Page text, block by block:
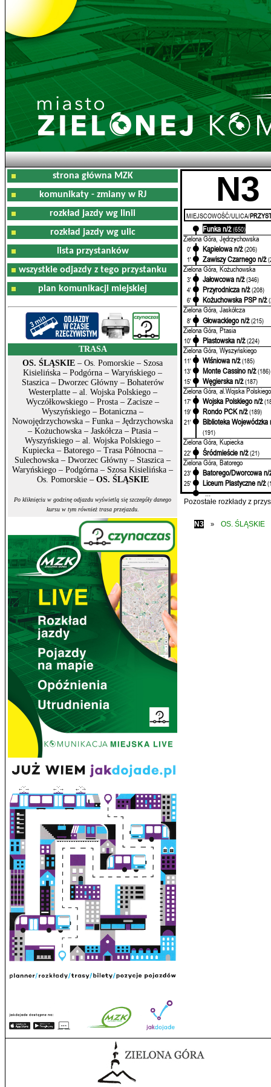
strona główna MZK
komunikaty - zmiany w RJ
rozkład jazdy wg linii
rozkład jazdy wg ulic
lista przystanków
wszystkie odjazdy z tego przystanku
plan komunikacji miejskiej
TRASA
OS. ŚLĄSKIE – Os. Pomorskie – Szosa
Kisielińska – Podgórna – Waryńskiego –
Staszica – Dworzec Główny – Bohaterów
Westerplatte – al. Wojska Polskiego –
Wyczółkowskiego – Prosta – Zacisze –
Wyszyńskiego – Botaniczna –
Nowojędrzychowska – Funka – Jędrzychowska
– Kożuchowska – Jaskółcza – Ptasia –
Wyszyńskiego – al. Wojska Polskiego –
Kupiecka – Batorego – Trasa Północna –
Sulechowska – Dworzec Główny – Staszica –
Waryńskiego – Podgórna – Szosa Kisielińska –
Os. Pomorskie – OS. ŚLĄSKIE
Po kliknięciu w godzinę odjazdu wyświetlą się szczegóły danego
kursu w tym również trasa przejazdu.
N3
MIEJSCOWOŚĆ/ULICA/
Funka n/ż (650)
Zielona Góra, Jędrzychowska
0' Kąpielowa n/ż (206)
1'
Zawiszy Czarnego n/ż
Zielona Góra, Kożuchowska
3' Jałowcowa n/ż (346)
4'
Przyrodnicza n/ż (208)
6'
Kożuchowska PSP n/ż
Zielona Góra, Jaskółcza
8' Głowackiego n/ż (215)
Zielona Góra, Ptasia
10' Piastowska n/ż (224)
Zielona Góra, Wyszyńskiego
11' Wiśniowa n/ż (185)
13'
Monte Cassino n/ż (186)
15'
Węgierska n/ż (187)
Zielona Góra, al.Wojska Polskiego
17' Wojska Polskiego n/ż
19'
Rondo PCK n/ż (189)
21'
Biblioteka Wojewódzka
(191)
Zielona Góra, Kupiecka
22' Śródmieście n/ż (21)
Zielona Góra, Batorego
23' Batorego/Dworcowa n/
25' Liceum Plastyczne n/ż
...
Pozostałe rozkłady z
N3 » OS. ŚLĄSKIE